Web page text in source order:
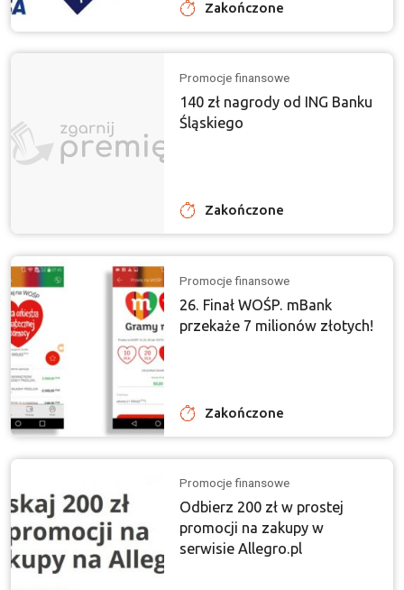
Zakończone
Promocje finansowe
140 zł nagrody od ING Banku
Śląskiego
Zakończone
Promocje finansowe
26. Finał WOŚP. mBank
przekaże 7 milionów złotych!
Zakończone
Promocje finansowe
Odbierz 200 zł w prostej
promocji na zakupy w
serwisie Allegro.pl